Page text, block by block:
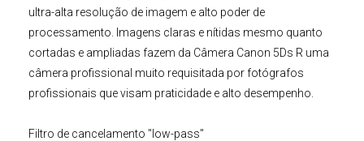
ultra-alta resolução de imagem e alto poder de
processamento. Imagens claras e nítidas mesmo quanto
cortadas e ampliadas fazem da Câmera Canon 5Ds R uma
câmera profissional muito requisitada por fotógrafos
profissionais que visam praticidade e alto desempenho.
Filtro de cancelamento "low-pass"